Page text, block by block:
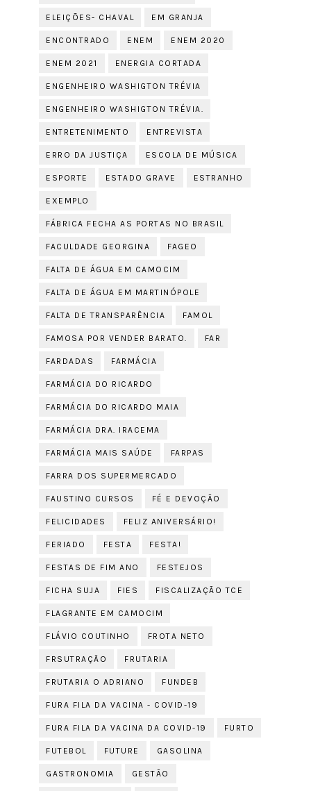
ELEIÇÕES- CHAVAL EM GRANJA
ENCONTRADO ENEM ENEM 2020
ENEM 2021 ENERGIA CORTADA
ENGENHEIRO WASHIGTON TRÉVIA
ENGENHEIRO WASHIGTON TRÉVIA.
ENTRETENIMENTO ENTREVISTA
ERRO DA JUSTIÇA ESCOLA DE MÚSICA
ESPORTE ESTADO GRAVE ESTRANHO
EXEMPLO
FÁBRICA FECHA AS PORTAS NO BRASIL
FACULDADE GEORGINA FAGEO
FALTA DE ÁGUA EM CAMOCIM
FALTA DE ÁGUA EM MARTINÓPOLE
FALTA DE TRANSPARÊNCIA FAMOL
FAMOSA POR VENDER BARATO. FAR
FARDADAS FARMÁCIA
FARMÁCIA DO RICARDO
FARMÁCIA DO RICARDO MAIA
FARMÁCIA DRA. IRACEMA
FARMÁCIA MAIS SAÚDE FARPAS
FARRA DOS SUPERMERCADO
FAUSTINO CURSOS FÉ E DEVOÇÃO
FELICIDADES FELIZ ANIVERSÁRIO!
FERIADO FESTA FESTA!
FESTAS DE FIM ANO FESTEJOS
FICHA SUJA FIES FISCALIZAÇÃO TCE
FLAGRANTE EM CAMOCIM
FLÁVIO COUTINHO FROTA NETO
FRSUTRAÇÃO FRUTARIA
FRUTARIA O ADRIANO FUNDEB
FURA FILA DA VACINA - COVID-19
FURA FILA DA VACINA DA COVID-19 FURTO
FUTEBOL FUTURE GASOLINA
GASTRONOMIA GESTÃO